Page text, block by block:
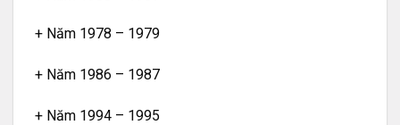
+ Năm 1978 – 1979
+ Năm 1986 – 1987
+ Năm 1994 – 1995